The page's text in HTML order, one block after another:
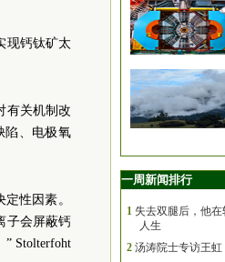
现钙钛矿太
有关机制改
陷、电极氧
性因素。
子会屏蔽钙
Stolterfoht
一周新闻排行
1 失去双腿后，他
人生
2 汤涛院士专访王